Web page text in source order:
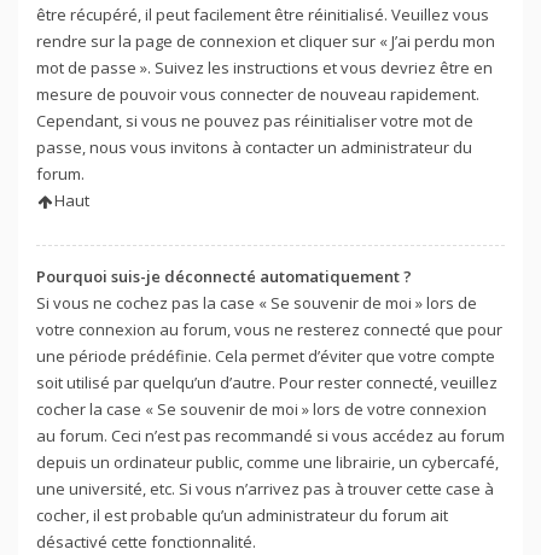
être récupéré, il peut facilement être réinitialisé. Veuillez vous
rendre sur la page de connexion et cliquer sur « J’ai perdu mon
mot de passe ». Suivez les instructions et vous devriez être en
mesure de pouvoir vous connecter de nouveau rapidement.
Cependant, si vous ne pouvez pas réinitialiser votre mot de
passe, nous vous invitons à contacter un administrateur du
forum.
Haut
Pourquoi suis-je déconnecté automatiquement ?
Si vous ne cochez pas la case « Se souvenir de moi » lors de
votre connexion au forum, vous ne resterez connecté que pour
une période prédéfinie. Cela permet d’éviter que votre compte
soit utilisé par quelqu’un d’autre. Pour rester connecté, veuillez
cocher la case « Se souvenir de moi » lors de votre connexion
au forum. Ceci n’est pas recommandé si vous accédez au forum
depuis un ordinateur public, comme une librairie, un cybercafé,
une université, etc. Si vous n’arrivez pas à trouver cette case à
cocher, il est probable qu’un administrateur du forum ait
désactivé cette fonctionnalité.